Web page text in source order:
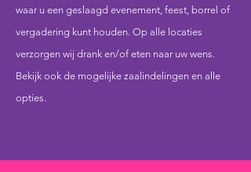
waar u een geslaagd evenement, feest, borrel of
vergadering kunt houden. Op alle locaties
verzorgen wij drank en/of eten naar uw wens.
Bekijk ook de mogelijke zaalindelingen en alle
opties.